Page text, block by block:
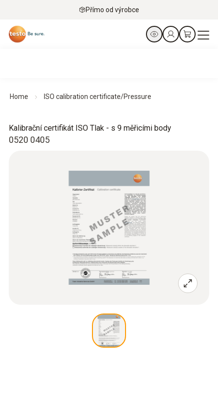
Přímo od výrobce
Home ISO calibration certificate/Pressure
0520 0405
Kalibrační certifikát ISO Tlak - s 9 měřicími body